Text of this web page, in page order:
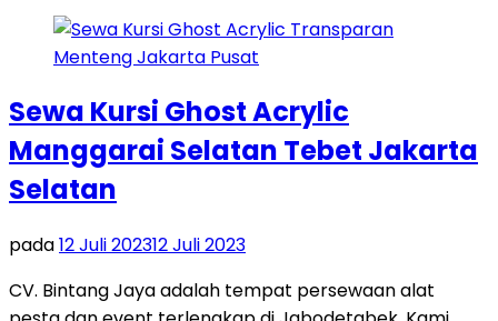
Sewa Kursi Ghost Acrylic
Manggarai Selatan Tebet Jakarta
Selatan
pada12 Juli 202312 Juli 2023
CV. Bintang Jaya adalah tempat persewaan alat